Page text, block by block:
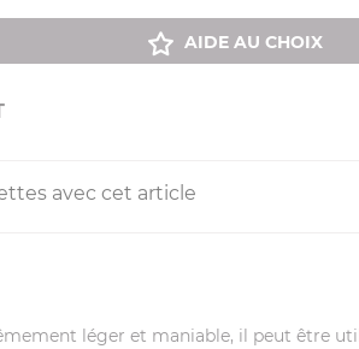
AIDE AU CHOIX
avec cet article
léger et maniable, il peut être